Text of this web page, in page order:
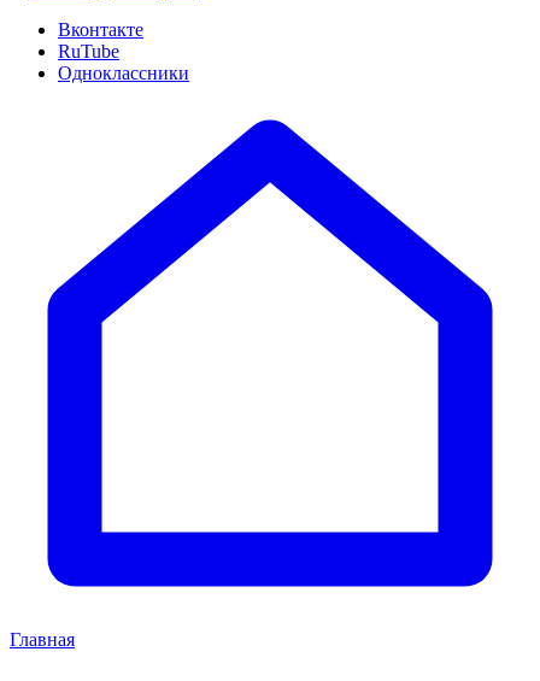
Вконтакте
RuTube
Одноклассники
Главная